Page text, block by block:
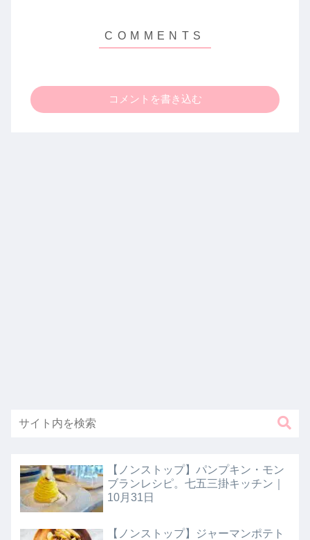
コメントを書き込む
【ノンストップ】パンプキン・モン
ブランレシピ。七五三掛キッチン｜
10月31日
【ノンストップ】ジャーマンポテト